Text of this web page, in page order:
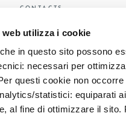
utilizza i cookie
in questo sito possono
necessari per
questi cookie non
statistici: equiparati
al fine di ottimizzare il
CONTACTS
P.IVA IT00498281203 C.F. E REG. IMPR. BO
preferences